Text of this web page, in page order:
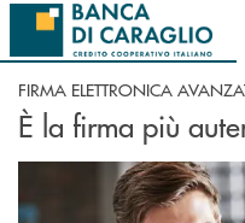
Salta al contenuto principale
FIRMA ELETTRONICA
È la firma più